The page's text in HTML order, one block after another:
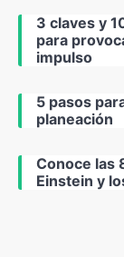
3 claves y
para
impulso
5 pasos
planeación
Conoce las
Einstein y